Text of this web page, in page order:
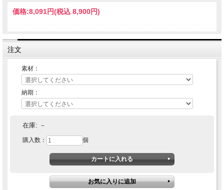
Little mermaid water pearl pierce
charm/6mm
K18WG（ホワイトゴールド）
淡水パール：5.5～6.0mm
配送方法
ピアスについて
価格:8,091円(税込 8,900円)
注文
素材：
納期：
在庫: －
購入数： 個